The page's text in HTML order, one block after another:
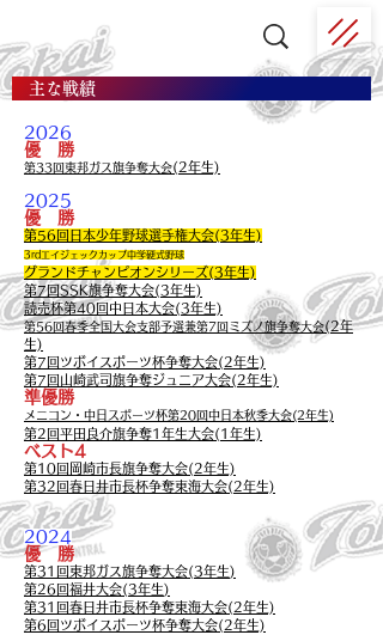
主な戦績
​2026
優 勝
第33回東邦ガス旗争奪大会(2年生)
2025
優 勝
第56回日本少年野球選手権大会(3年生)
3rdエイジェックカップ中学硬式野球
グランドチャンピオンシリーズ(3年生)
第7回SSK旗争奪大会(3年生)
読売杯第40回中日本大会(3年生)
第56回春季全国大会支部予選兼第7回ミズノ旗争奪大会(2年
生)
第7回ツボイスポーツ杯争奪大会(2年生)
第7回山崎武司旗争奪ジュニア大会(2年生)
準優勝
メニコン・中日スポーツ杯第20回中日本秋季大会(2年生)
第2回平田良介旗争奪1年生大会(1年生)
ベスト4
第10回岡崎市長旗争奪大会(2年生)
第32回春日井市長杯争奪東海大会(2年生)
2024
優 勝
第31回東邦ガス旗争奪大会(3年生)
第26回福井大会(3年生)
第31回春日井市長杯争奪東海大会(2年生)
第6回ツボイスポーツ杯争奪大会(2年生)